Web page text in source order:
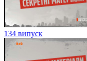
134 випуск